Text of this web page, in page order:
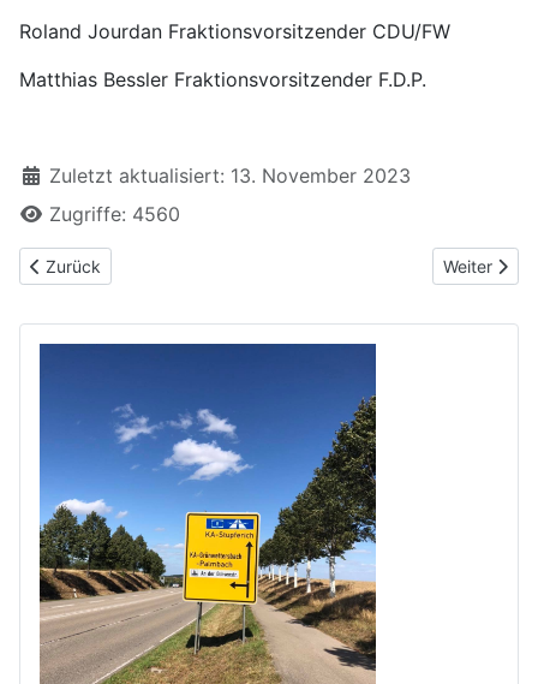
Roland Jourdan Fraktionsvorsitzender CDU/FW
Matthias Bessler Fraktionsvorsitzender F.D.P.
Zuletzt aktualisiert: 13. November 2023
Zugriffe: 4560
Vorheriger Beitrag: Radwegekonzept: Radweg-Beschilderung
Zurück Nächster
Weiter